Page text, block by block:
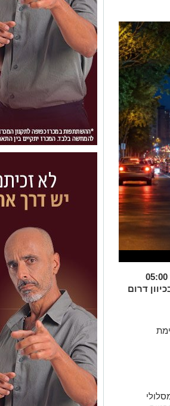
העבודות יתקיימו בלילות ראשון עד רביעי, בין השעות 21:00 ועד 05:00
דרום